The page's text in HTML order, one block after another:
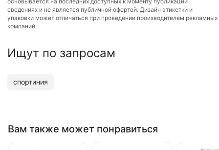
сведениях и не является публичной офертой. Дизайн этикетки и
упаковки может отличаться при проведении производителем рекламных
компаний.
Ищут по запросам
спортиния
Вам также может понравиться